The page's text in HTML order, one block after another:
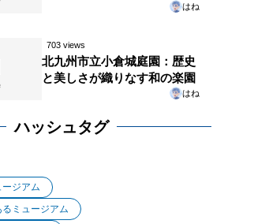
はね
703 views
北九州市立小倉城庭園：歴史
と美しさが織りなす和の楽園
はね
ハッシュタグ
ジアム
ミュージアム